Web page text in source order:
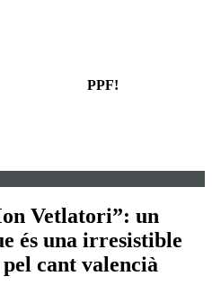
PPF!
Vetlatori”: un
és una irresistible
cant valencià